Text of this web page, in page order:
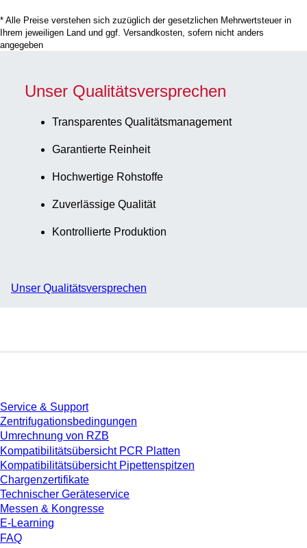
* Alle Preise verstehen sich zuzüglich der gesetzlichen Mehrwertsteuer in
Ihrem jeweiligen Land und ggf. Versandkosten, sofern nicht anders
angegeben
Unser Qualitätsversprechen
Transparentes Qualitätsmanagement
Garantierte Reinheit
Hochwertige Rohstoffe
Zuverlässige Qualität
Kontrollierte Produktion
Unser Qualitätsversprechen
Service & Support
Zentrifugationsbedingungen
Umrechnung von RZB
Kompatibilitätsübersicht PCR Platten
Kompatibilitätsübersicht Pipettenspitzen
Chargenzertifikate
Technischer Geräteservice
Messen & Kongresse
E-Learning
FAQ